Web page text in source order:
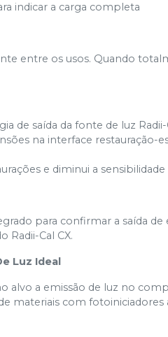
indicar a carga completa
entre os usos. Quando
de saída da fonte de luz
na interface restauração-
e diminui a
para confirmar a saída
Radii-Cal CX.
Luz Ideal
alvo a emissão de luz no
materiais com